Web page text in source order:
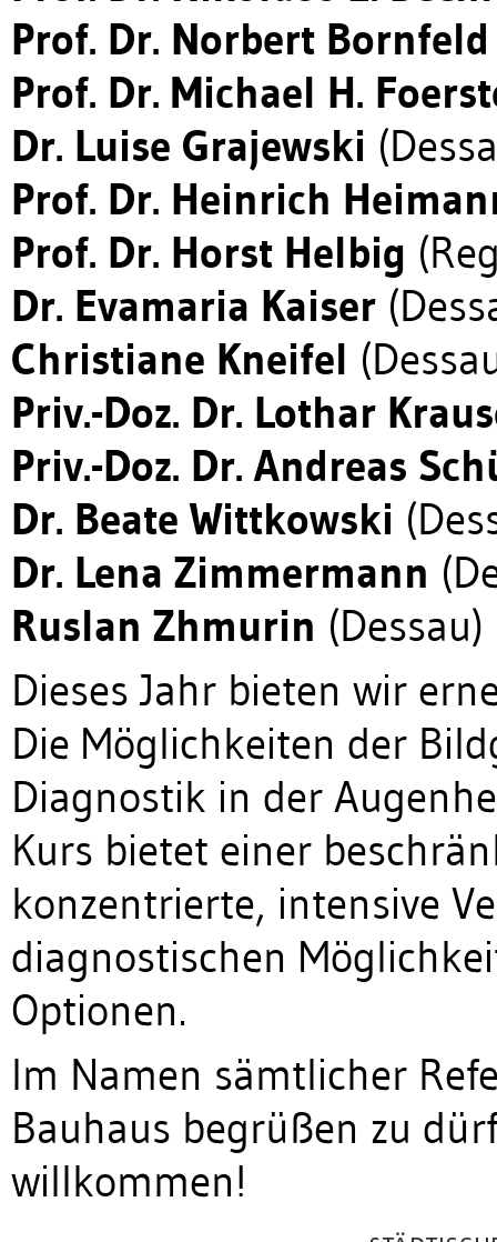
Prof. Dr. Norbert Bornfeld
Prof. Dr. Michael H.
Dr. Luise Grajewski
Prof. Dr. Heinrich
Prof. Dr. Horst Helbig
Dr. Evamaria Kaiser
Christiane Kneifel
Priv.-Doz. Dr. Lothar
Priv.-Doz. Dr. Andreas
Dr. Beate Wittkowski
Dr. Lena Zimmermann
Ruslan Zhmurin (Dessau)
Dieses Jahr bieten wir
Die Möglichkeiten der
Diagnostik in der
Kurs bietet einer
konzentrierte, intensive
diagnostischen
Optionen.
Im Namen sämtlicher
Bauhaus begrüßen zu
willkommen!